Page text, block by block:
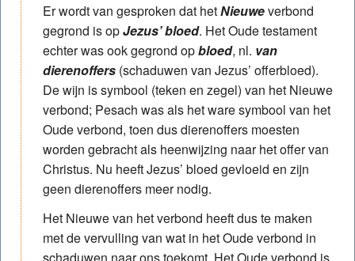
Er wordt van gesproken dat hetNieuweverbond
gegrond is opJezus’ bloed. Het Oude testament
echter was ook gegrond opbloed, nl. van
dierenoffers (schaduwen van Jezus’ offerbloed).
De wijn is symbool (teken en zegel) van het Nieuwe
verbond; Pesach was als het ware symbool van het
Oude verbond, toen dus dierenoffers moesten
worden gebracht als heenwijzing naar het offer van
Christus. Nu heeft Jezus’ bloed gevloeid en zijn
geen dierenoffers meer nodig.
Het Nieuwe van het verbond heeft dus te maken
met de vervulling van wat in het Oude verbond in
schaduwen naar ons toekomt. Het Oude verbond is